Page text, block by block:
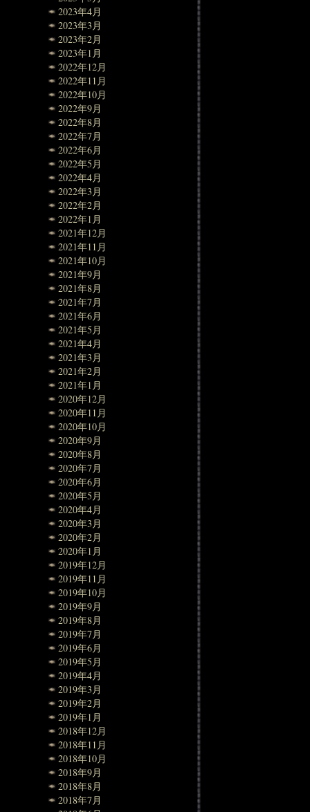
2023年4月
2023年3月
2023年2月
2023年1月
2022年12月
2022年11月
2022年10月
2022年9月
2022年8月
2022年7月
2022年6月
2022年5月
2022年4月
2022年3月
2022年2月
2022年1月
2021年12月
2021年11月
2021年10月
2021年9月
2021年8月
2021年7月
2021年6月
2021年5月
2021年4月
2021年3月
2021年2月
2021年1月
2020年12月
2020年11月
2020年10月
2020年9月
2020年8月
2020年7月
2020年6月
2020年5月
2020年4月
2020年3月
2020年2月
2020年1月
2019年12月
2019年11月
2019年10月
2019年9月
2019年8月
2019年7月
2019年6月
2019年5月
2019年4月
2019年3月
2019年2月
2019年1月
2018年12月
2018年11月
2018年10月
2018年9月
2018年8月
2018年7月